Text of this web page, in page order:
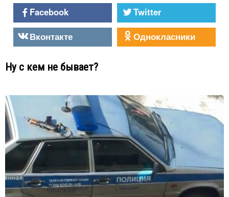
Facebook
Twitter
Вконтакте
Однокласники
Ну с кем не бывает?